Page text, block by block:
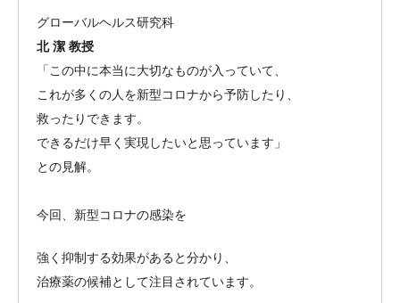
グローバルヘルス研究科
北 潔 教授
「この中に本当に大切なものが入っていて、
これが多くの人を新型コロナから予防したり、
救ったりできます。
できるだけ早く実現したいと思っています」
との見解。
今回、新型コロナの感染を
強く抑制する効果があると分かり、
治療薬の候補として注目されています。